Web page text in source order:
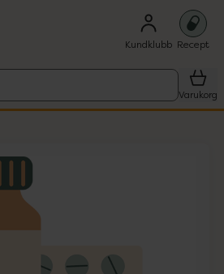
Kundklubb Recept
Varukorg
1 objekt.